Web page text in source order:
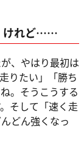
けれど……
、やはり最初は
りたい」「勝ち
。そうこうする
そして「速く走
どん強くなっ